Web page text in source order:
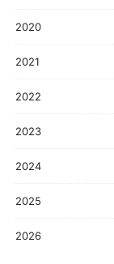
2020
2021
2022
2023
2024
2025
2026